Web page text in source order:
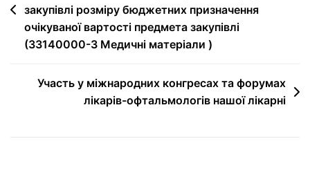
закупівлі розміру бюджетних призначення
очікуваної вартості предмета закупівлі
(33140000-3 Медичні матеріали )
Участь у міжнародних конгресах та форумах
лікарів-офтальмологів нашої лікарні